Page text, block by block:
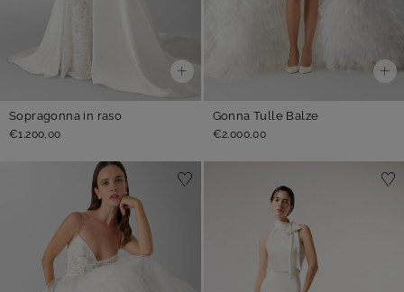
Sopragonna in raso
€1.200,00
Gonna Tulle Balze
€2.000,00